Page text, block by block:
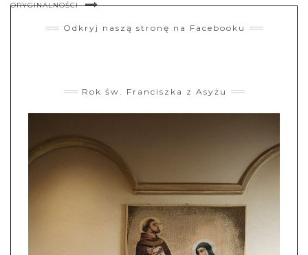
ORYGINALNOŚCI
Odkryj naszą stronę na Facebooku
Rok św. Franciszka z Asyżu